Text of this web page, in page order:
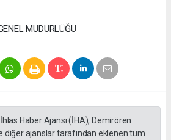
MÜDÜRLÜĞÜ
Haber Ajansı (İHA), Demirören
diğer ajanslar tarafından eklenen tüm